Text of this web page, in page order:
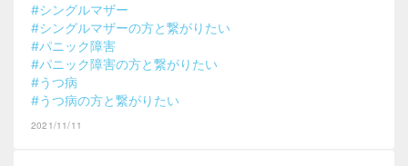
#シングルマザー
#シングルマザーの方と繋がりたい
#パニック障害
#パニック障害の方と繋がりたい
#うつ病
#うつ病の方と繋がりたい
2021/11/11